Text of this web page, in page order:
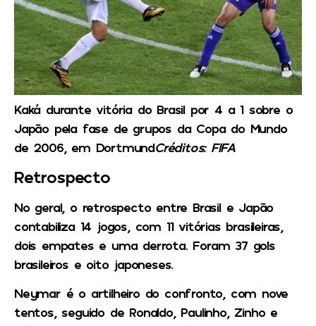
Kaká durante vitória do Brasil por 4 a 1 sobre o
Japão pela fase de grupos da Copa do Mundo
de 2006, em DortmundCréditos: FIFA
Retrospecto
No geral, o retrospecto entre Brasil e Japão
contabiliza 14 jogos, com 11 vitórias brasileiras,
dois empates e uma derrota. Foram 37 gols
brasileiros e oito japoneses.
Neymar é o artilheiro do confronto, com nove
tentos, seguido de Ronaldo, Paulinho, Zinho e